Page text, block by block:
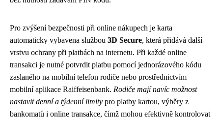
Pro zvýšení bezpečnosti při online nákupech je karta
automaticky vybavena službou 3D Secure, která přidává další
vrstvu ochrany při platbách na internetu. Při každé online
transakci je nutné potvrdit platbu pomocí jednorázového kódu
zaslaného na mobilní telefon rodiče nebo prostřednictvím
mobilní aplikace Raiffeisenbank. Rodiče mají navíc možnost
nastavit denní a týdenní limity pro platby kartou, výběry z
bankomatů i online transakce, čímž mohou efektivně kontrolovat